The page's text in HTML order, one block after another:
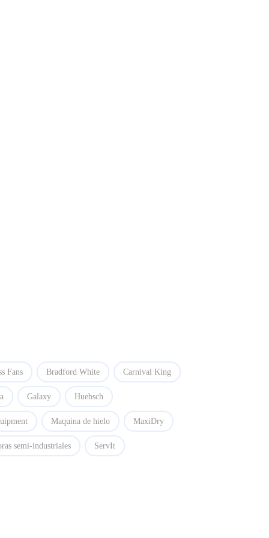
Fans Bradford White Carnival King
Galaxy Huebsch
Maquina de hielo MaxiDry
semi-industriales ServIt